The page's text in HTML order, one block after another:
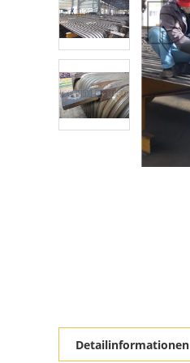
Detailinformationen